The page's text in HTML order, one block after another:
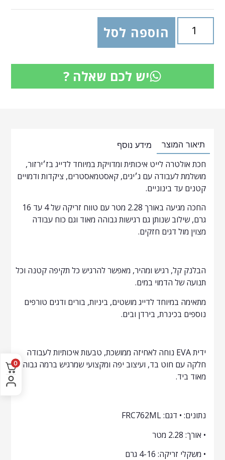
הוספה לסל
יש לכם שאלה ?
תיאור המוצר מידע נוסף
חכת אולטרה לייט איכותית ומדויקת במיוחד לדייג בז׳ירזור,
מושלמת לעבודה עם ג׳יגים, קאסטמאסטרים, ציקדות ודמויים
קטנים עד בינוניים.
החכה מגיעה באורך 2.28 מטר עם טווח זריקה של 4 עד 16
גרם, שילוב שנותן גם רגישות גבוהה מאוד וגם כוח עבודה
מצוין מול דגים חזקים.
הבלנק קל, רגיש ומהיר, מאפשר להרגיש כל תקיפה קטנה וכל
תנועה של הדמוי במים.
מתאימה במיוחד לדייג מושטים, ביניות, בורים ודגים טורפים
נוספים בכינרת, בירדן ובים.
ידית EVA נוחה לאחיזה ממושכת, טבעות איכותיות לעבודה
חלקה עם חוט בד, ועיצוב יפה ומקצועי שמרגיש ברמה גבוהה
מאוד ביד.
נתונים: • דגם: FRC762ML
• אורך: 2.28 מטר
• משקלי זריקה: 4-16 גרם
0